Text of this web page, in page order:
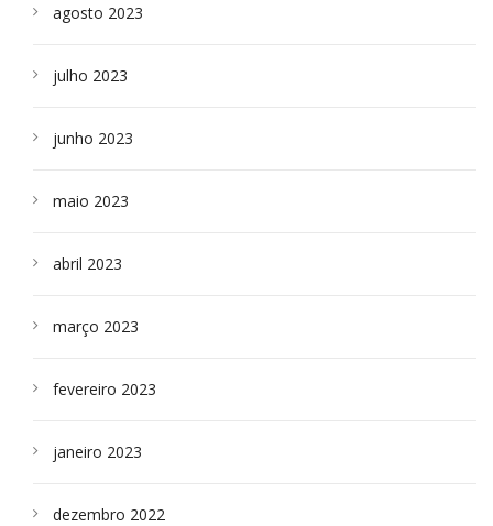
agosto 2023
julho 2023
junho 2023
maio 2023
abril 2023
março 2023
fevereiro 2023
janeiro 2023
dezembro 2022